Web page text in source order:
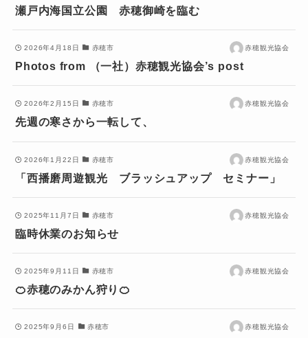
瀬戸内海国立公園 赤穂御崎を臨む
2026年4月18日 赤穂市 赤穂観光協会
Photos from （一社）赤穂観光協会’s post
2026年2月15日 赤穂市 赤穂観光協会
先週の寒さから一転して、
2026年1月22日 赤穂市 赤穂観光協会
「西播磨周遊観光 ブラッシュアップ セミナー」
2025年11月7日 赤穂市 赤穂観光協会
臨時休業のお知らせ
2025年9月11日 赤穂市 赤穂観光協会
🍊赤穂のみかん狩り🍊
2025年9月6日 赤穂市 赤穂観光協会